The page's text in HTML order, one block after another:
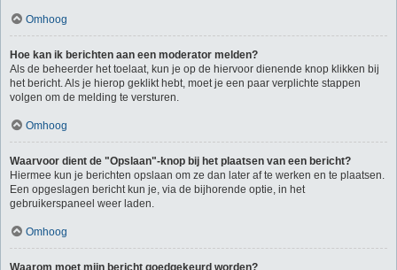
Omhoog
Hoe kan ik berichten aan een moderator melden?
Als de beheerder het toelaat, kun je op de hiervoor dienende knop klikken bij
het bericht. Als je hierop geklikt hebt, moet je een paar verplichte stappen
volgen om de melding te versturen.
Omhoog
Waarvoor dient de "Opslaan"-knop bij het plaatsen van een bericht?
Hiermee kun je berichten opslaan om ze dan later af te werken en te plaatsen.
Een opgeslagen bericht kun je, via de bijhorende optie, in het
gebruikerspaneel weer laden.
Omhoog
Waarom moet mijn bericht goedgekeurd worden?